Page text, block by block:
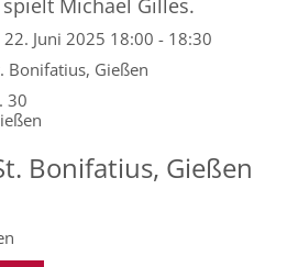
Michael Gilles.
22. Juni 2025 18:00 - 18:30
Bonifatius, Gießen
30
Bonifatius, Gießen